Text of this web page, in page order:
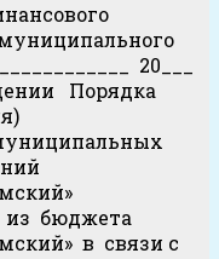
20___
Порядка
бюджета
в связи с